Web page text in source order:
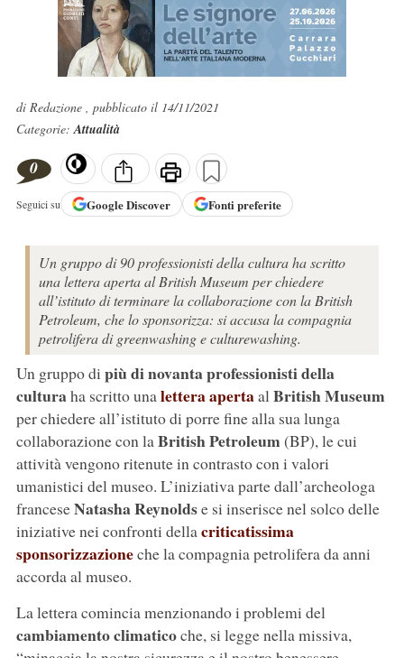
di Redazione , pubblicato il 14/11/2021
Categorie:Attualità
0
Seguici su GoogleDiscover Fonti preferite
Un gruppo di 90 professionisti della cultura ha scritto
una lettera aperta al British Museum per chiedere
all’istituto di terminare la collaborazione con la British
Petroleum, che lo sponsorizza: si accusa la compagnia
petrolifera di greenwashing e culturewashing.
Un gruppo di più di novanta professionisti della
culturaha scritto unalettera apertaalBritish Museum
per chiedere all’istituto di porre fine alla sua lunga
collaborazione con laBritish Petroleum(BP), le cui
attività vengono ritenute in contrasto con i valori
umanistici del museo. L’iniziativa parte dall’archeologa
franceseNatasha Reynoldse si inserisce nel solco delle
iniziative nei confronti dellacriticatissima
sponsorizzazioneche la compagnia petrolifera da anni
accorda al museo.
La lettera comincia menzionando i problemi del
cambiamento climaticoche, si legge nella missiva,